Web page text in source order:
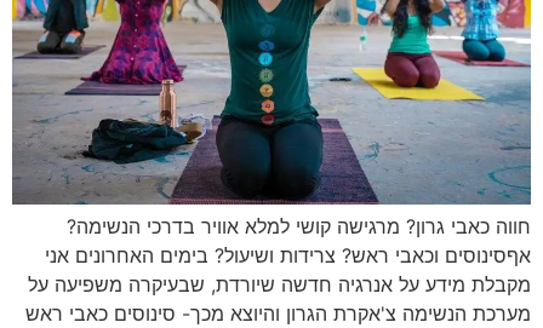
חווה כאבי גרון? מרגישה קושי למלא אוויר בדרכי הנשימה?
אףסינוסים וכאבי ראש? צרידות ושיעול? בימים האחרונים אני
מקבלת מידע על אנרגיה חדשה שיורדת, שבעיקרה משפיעה על
מערכת הנשימה צ'אקרת הגרון והיוצא מכך- סינוסים כאבי ראש